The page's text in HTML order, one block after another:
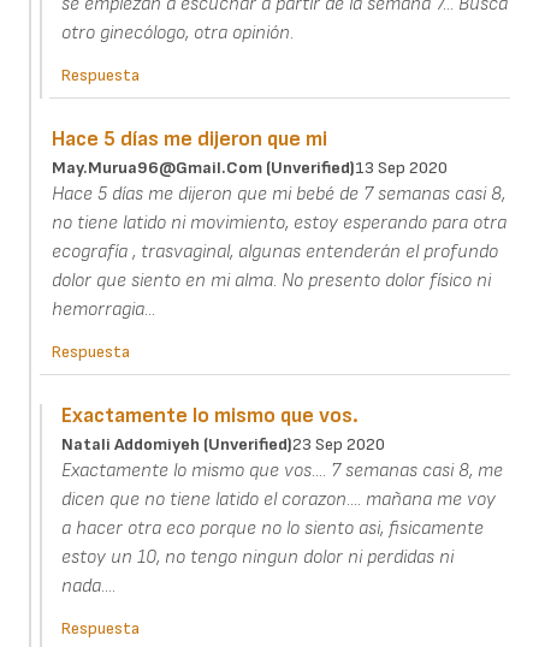
se empiezan a escuchar a partir de la semana 7... Busca
otro ginecólogo, otra opinión.
Respuesta
Hace 5 días me dijeron que mi
May.murua96@gmail.com (unverified)13 Sep 2020
Hace 5 días me dijeron que mi bebé de 7 semanas casi 8,
no tiene latido ni movimiento, estoy esperando para otra
ecografía , trasvaginal, algunas entenderán el profundo
dolor que siento en mi alma. No presento dolor físico ni
hemorragia...
Respuesta
Exactamente lo mismo que vos.
Natali Addomiyeh (unverified)23 Sep 2020
Exactamente lo mismo que vos.... 7 semanas casi 8, me
dicen que no tiene latido el corazon.... mañana me voy
a hacer otra eco porque no lo siento asi, fisicamente
estoy un 10, no tengo ningun dolor ni perdidas ni
nada....
Respuesta